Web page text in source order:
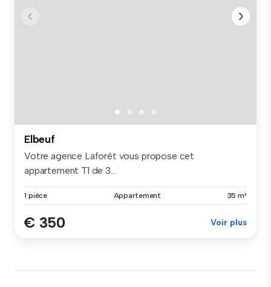
Elbeuf
Votre agence Laforêt vous propose cet
appartement T1 de 3...
1 pièce Appartement 35 m²
€ 350 Voir plus